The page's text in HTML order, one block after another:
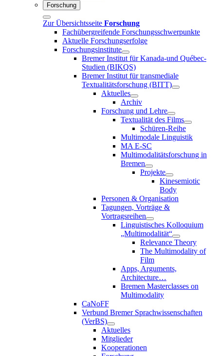
Forschung
Zur Übersichtsseite Forschung
Fachübergreifende Forschungsschwerpunkte
Aktuelle Forschungserfolge
Forschungsinstitute
Bremer Institut für Kanada-und Québec-
Studien (BIKQS)
Bremer Institut für transmediale
Textualitätsforschung (BITT)
Aktuelles
Archiv
Forschung und Lehre
Textualität des Films
Schüren-Reihe
Multimodale Linguistik
MA E-SC
Multimodalitätsforschung in
Bremen
Projekte
Kinesemiotic
Body
Personen & Organisation
Tagungen, Vorträge &
Vortragsreihen
Linguistisches Kolloquium
„Multimodalität“
Relevance Theory
The Multimodality of
Film
Apps, Arguments,
Architecture…
Bremen Masterclasses on
Multimodality
CaNoFF
Verbund Bremer Sprachwissenschaften
(VerBS)
Aktuelles
Mitglieder
Kooperationen